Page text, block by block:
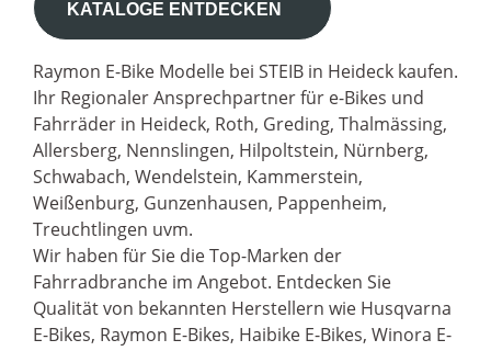
KATALOGE ENTDECKEN
Raymon E-Bike Modelle bei STEIB in Heideck kaufen.
Ihr Regionaler Ansprechpartner für e-Bikes und
Fahrräder in Heideck, Roth, Greding, Thalmässing,
Allersberg, Nennslingen, Hilpoltstein, Nürnberg,
Schwabach, Wendelstein, Kammerstein,
Weißenburg, Gunzenhausen, Pappenheim,
Treuchtlingen uvm.
Wir haben für Sie die Top-Marken der
Fahrradbranche im Angebot. Entdecken Sie
Qualität von bekannten Herstellern wie Husqvarna
E-Bikes, Raymon E-Bikes, Haibike E-Bikes, Winora E-